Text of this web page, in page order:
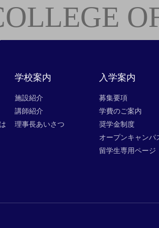
学校案内
施設紹介
講師紹介
理事長あいさつ
入学案内
募集要項
学費のご案内
奨学金制度
オープンキャンパ
留学生専用ページ